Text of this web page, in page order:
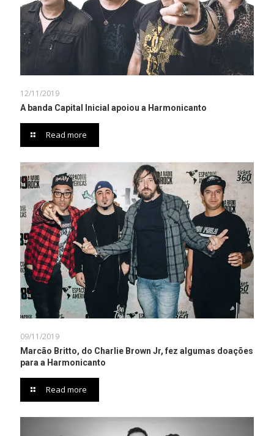
12/11/2019
A banda Capital Inicial apoiou a Harmonicanto
Read more
09/11/2019
Marcão Britto, do Charlie Brown Jr, fez algumas doações
para a Harmonicanto
Read more